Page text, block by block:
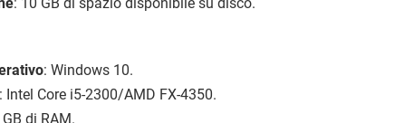
: Windows 10.
: Intel Core i5-2300/AMD FX-4350.
GB di RAM.